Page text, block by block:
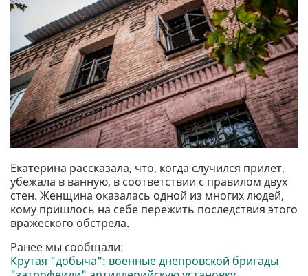
Екатерина рассказала, что, когда случился прилет,
убежала в ванную, в соответствии с правилом двух
стен. Женщина оказалась одной из многих людей,
кому пришлось на себе пережить последствия этого
вражеского обстрела.
Ранее мы сообщали:
Крутая "добыча": военные днепровской бригады